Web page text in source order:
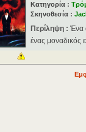
Κατηγορία :
Σκηνοθεσία :
Περίληψη : Ένα
ένας μοναδικός